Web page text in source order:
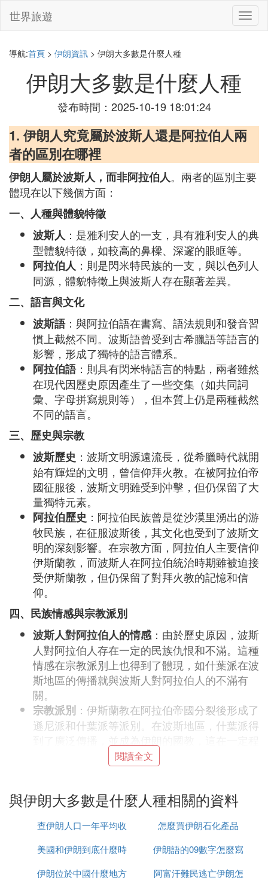
切
換
世界旅遊
導航:首頁 > 伊朗資訊 > 伊朗大多數是什麼人種
伊朗大多數是什麼人種
發布時間：2025-10-19 18:01:24
1. 伊朗人究竟屬於波斯人還是阿拉伯人兩
者的區別在哪裡
伊朗人屬於波斯人，而非阿拉伯人。兩者的區別主要
體現在以下幾個方面：
一、人種與體貌特徵
波斯人 ：是雅利安人的一支，具有雅利安人的典
型體貌特徵，如較高的鼻樑、深邃的眼眶等。
阿拉伯人 ：則是閃米特民族的一支，與以色列人
同源，體貌特徵上與波斯人存在顯著差異。
二、語言與文化
波斯語：與阿拉伯語在書寫、語法規則和發音習
慣上截然不同。波斯語曾受到古希臘語等語言的
影響，形成了獨特的語言體系。
阿拉伯語：則具有閃米特語言的特點，兩者雖然
在現代因歷史原因產生了一些交集（如共同詞
彙、字母拼寫規則等），但本質上仍是兩種截然
不同的語言。
三、歷史與宗教
波斯歷史 ：波斯文明源遠流長，從希臘時代就開
始有輝煌的文明，曾信仰拜火教。在被阿拉伯帝
國征服後，波斯文明雖受到沖擊，但仍保留了大
量獨特元素。
阿拉伯歷史 ：阿拉伯民族曾是從沙漠里湧出的游
牧民族，在征服波斯後，其文化也受到了波斯文
明的深刻影響。在宗教方面，阿拉伯人主要信仰
伊斯蘭教，而波斯人在阿拉伯統治時期雖被迫接
受伊斯蘭教，但仍保留了對拜火教的記憶和信
仰。
四、民族情感與宗教派別
波斯人對阿拉伯人的情感 ：由於歷史原因，波斯
人對阿拉伯人存在一定的民族仇恨和不滿。這種
情感在宗教派別上也得到了體現，如什葉派在波
斯地區的傳播就與波斯人對阿拉伯人的不滿有
關。
宗教派別 ：伊斯蘭教在阿拉伯帝國分裂後形成了
遜尼派和什葉派等派別。在波斯地區，什葉派得
度上反映了波斯人對阿拉伯統治的反抗和獨立意
綜上所述，伊朗人屬於波斯人，與阿拉伯人在人種、
語言、歷史、宗教和民族情感等方面都存在顯著差
2. 浼婃湕浜烘槸鐧戒漢榪樻槸榛勭嶄漢
浼婃湕浣嶄簬浜氭床瑗塊儴錛屾槸涓涓鍏鋒湁鍥涖佷
閱讀全文
與伊朗大多數是什麼人種相關的資料
查伊朗人口一年平均收
入多少
怎麼買伊朗石化產品
美國和伊朗到底什麼時
候打
伊朗語的09數字怎麼寫
伊朗位於中國什麼地方
阿富汗難民逃亡伊朗怎